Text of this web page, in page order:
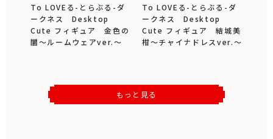
To LOVEる-とらぶる-ダ
ークネス Desktop
Cute フィギュア 金色の
闇～ルームウェアver.～
To LOVEる-とらぶる-ダ
ークネス Desktop
Cute フィギュア 結城美
柑～チャイナドレスver.～
もっと見る